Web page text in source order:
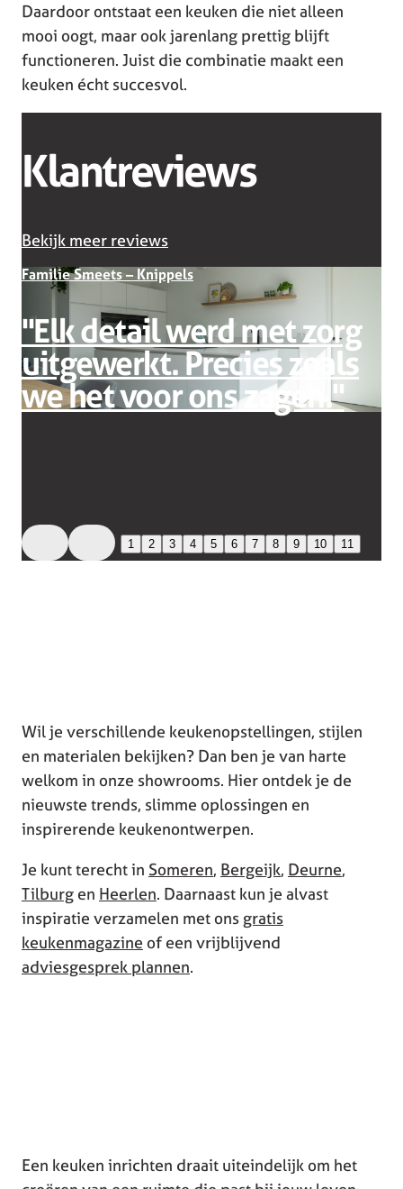
Daardoor ontstaat een keuken die niet alleen
mooi oogt, maar ook jarenlang prettig blijft
functioneren. Juist die combinatie maakt een
keuken écht succesvol.
Klantreviews
Bekijk meer reviews
Familie Smeets – Knippels
''Elk detail werd met zorg
uitgewerkt. Precies zoals
we het voor ons zagen.''
1 2 3 4 5 6 7 8 9 10 11
Wil je verschillende keukenopstellingen, stijlen
en materialen bekijken? Dan ben je van harte
welkom in onze showrooms. Hier ontdek je de
nieuwste trends, slimme oplossingen en
inspirerende keukenontwerpen.
Je kunt terecht in Someren, Bergeijk, Deurne,
Tilburg en Heerlen. Daarnaast kun je alvast
inspiratie verzamelen met ons gratis
keukenmagazine of een vrijblijvend
adviesgesprek plannen.
Een keuken inrichten draait uiteindelijk om het